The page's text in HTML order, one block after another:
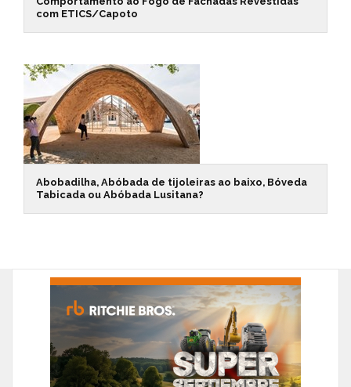
com ETICS/Capoto
Abobadilha, Abóbada de tijoleiras ao baixo, Bóveda
Tabicada ou Abóbada Lusitana?